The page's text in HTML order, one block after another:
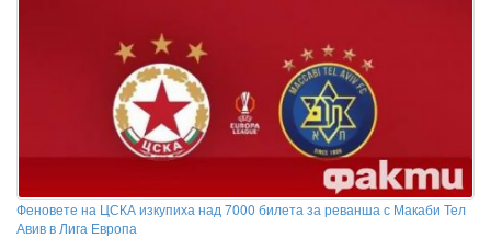
Феновете на ЦСКА изкупиха над 7000 билета за реванша с Макаби Тел
Авив в Лига Европа